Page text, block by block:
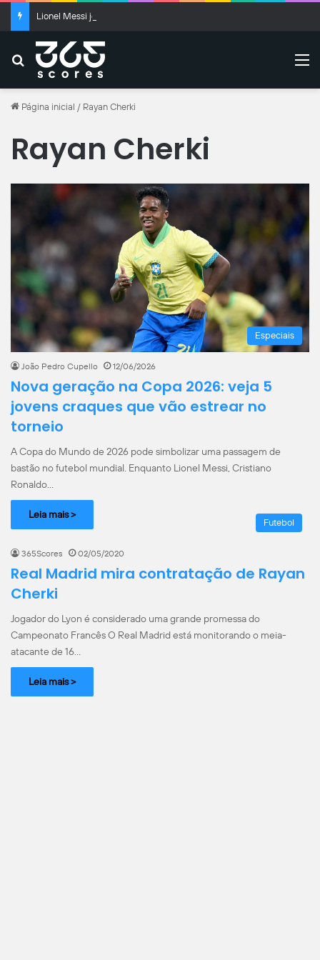
Lionel Messi joga hoje em Inter Miami x Monterrey?
Buscar
Página inicial / Rayan Cherki
Rayan Cherki
Especiais
João Pedro Cupello 12/06/2026
Nova geração na Copa 2026: veja 5
jovens craques que vão estrear no
torneio
A Copa do Mundo de 2026 pode simbolizar uma passagem de
bastão no futebol mundial. Enquanto Lionel Messi, Cristiano
Ronaldo…
Leia mais >
Futebol
365Scores 02/05/2020
Real Madrid mira contratação de Rayan
Cherki
Jogador do Lyon é considerado uma grande promessa do
Campeonato Francês O Real Madrid está monitorando o meia-
atacante de 16…
Leia mais >